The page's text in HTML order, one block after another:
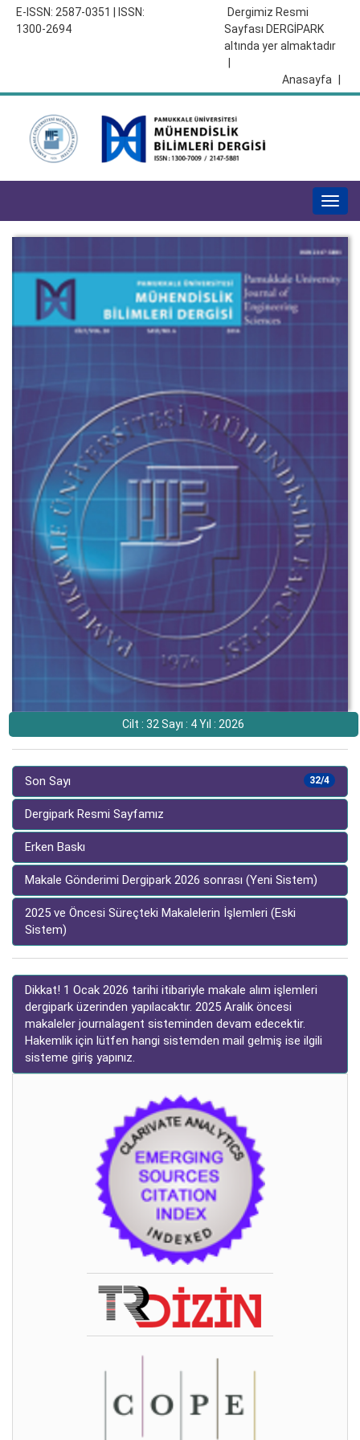
E-ISSN: 2587-0351 | ISSN:
1300-2694
Dergimiz Resmi
Sayfası DERGİPARK
altında yer almaktadır
Anasayfa
Cilt : 32 Sayı : 4 Yıl : 2026
32/4
Son Sayı
Dergipark Resmi Sayfamız
Erken Baskı
Makale Gönderimi Dergipark 2026 sonrası (Yeni Sistem)
2025 ve Öncesi Süreçteki Makalelerin İşlemleri (Eski
Sistem)
Dikkat! 1 Ocak 2026 tarihi itibariyle makale alım işlemleri
dergipark üzerinden yapılacaktır. 2025 Aralık öncesi
makaleler journalagent sisteminden devam edecektir.
Hakemlik için lütfen hangi sistemden mail gelmiş ise ilgili
sisteme giriş yapınız.